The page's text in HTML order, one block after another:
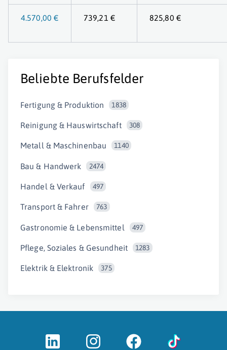
4.570,00 € 739,21 € 825,80 €
Beliebte Berufsfelder
Fertigung & Produktion 1838
Reinigung & Hauswirtschaft 308
Metall & Maschinenbau 1140
Bau & Handwerk 2474
Handel & Verkauf 497
Transport & Fahrer 763
Gastronomie & Lebensmittel 497
Pflege, Soziales & Gesundheit 1283
Elektrik & Elektronik 375